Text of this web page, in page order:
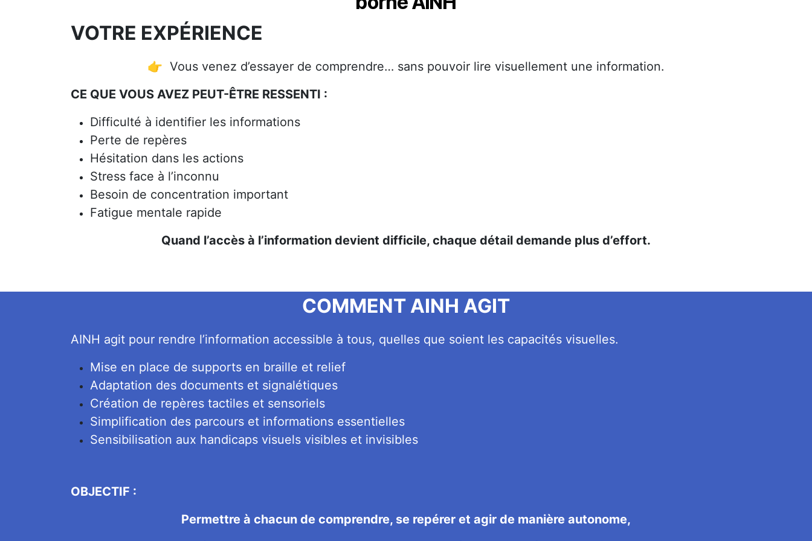
VOTRE EXPÉRIENCE
👉 Vous venez d’essayer de comprendre… sans pouvoir lire visuellement une information.
CE QUE VOUS AVEZ PEUT-ÊTRE RESSENTI :
Difficulté à identifier les informations
Perte de repères
Hésitation dans les actions
Stress face à l’inconnu
Besoin de concentration important
Fatigue mentale rapide
Quand l’accès à l’information devient difficile, chaque détail demande plus d’effort.
COMMENT AINH AGIT
AINH agit pour rendre l’information accessible à tous, quelles que soient les capacités visuelles.
Mise en place de supports en braille et relief
Adaptation des documents et signalétiques
Création de repères tactiles et sensoriels
Simplification des parcours et informations essentielles
Sensibilisation aux handicaps visuels visibles et invisibles
OBJECTIF :
Permettre à chacun de comprendre, se repérer et agir de manière autonome,